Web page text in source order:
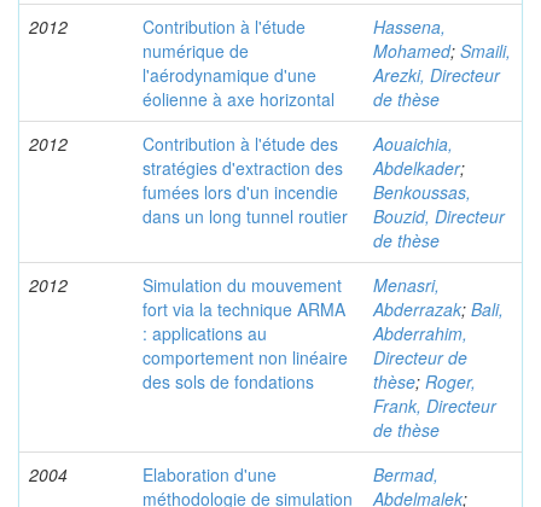
2012
Contribution à l'étude
numérique de
l'aérodynamique d'une
éolienne à axe horizontal
Hassena,
Mohamed; Smaili,
Arezki, Directeur
de thèse
2012
Contribution à l'étude des
stratégies d'extraction des
fumées lors d'un incendie
dans un long tunnel routier
Aouaichia,
Abdelkader;
Benkoussas,
Bouzid, Directeur
de thèse
2012
Simulation du mouvement
fort via la technique ARMA
: applications au
comportement non linéaire
des sols de fondations
Menasri,
Abderrazak; Bali,
Abderrahim,
Directeur de
thèse; Roger,
Frank, Directeur
de thèse
2004
Elaboration d'une
méthodologie de simulation
Bermad,
Abdelmalek;